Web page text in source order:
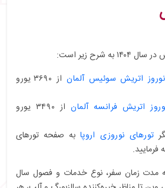
شرح زیر است:
اتریش سوئیس آلمان
از ۳۶۹۰ یورو
اتریش فرانسه آلمان
از ۳۴۹۰ یورو
تورهای نوروزی اروپا به صفحه تورهای
فرمایید.
مدت زمان سفر، نوع خدمات و فصول سال